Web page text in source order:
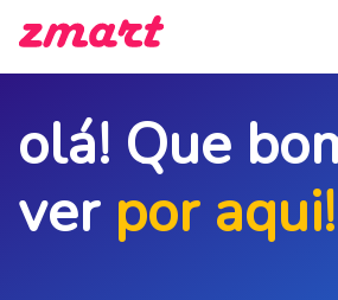
olá! Que
ver por aqui!